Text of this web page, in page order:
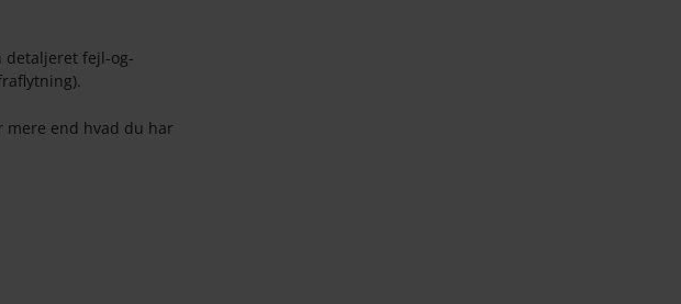
detaljeret fejl-og-
mere end hvad du har